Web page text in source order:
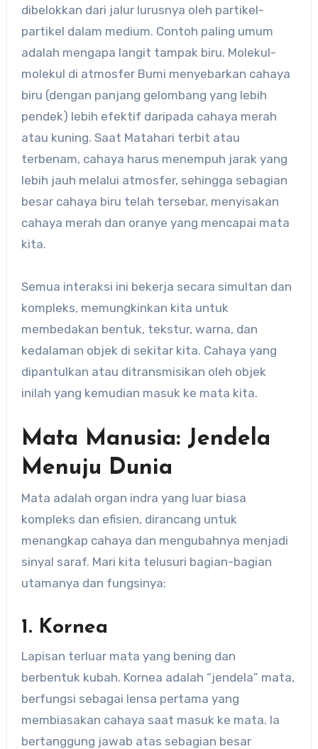
dibelokkan dari jalur lurusnya oleh partikel-
partikel dalam medium. Contoh paling umum
adalah mengapa langit tampak biru. Molekul-
molekul di atmosfer Bumi menyebarkan cahaya
biru (dengan panjang gelombang yang lebih
pendek) lebih efektif daripada cahaya merah
atau kuning. Saat Matahari terbit atau
terbenam, cahaya harus menempuh jarak yang
lebih jauh melalui atmosfer, sehingga sebagian
besar cahaya biru telah tersebar, menyisakan
cahaya merah dan oranye yang mencapai mata
kita.
Semua interaksi ini bekerja secara simultan dan
kompleks, memungkinkan kita untuk
membedakan bentuk, tekstur, warna, dan
kedalaman objek di sekitar kita. Cahaya yang
dipantulkan atau ditransmisikan oleh objek
inilah yang kemudian masuk ke mata kita.
Mata Manusia: Jendela
Menuju Dunia
Mata adalah organ indra yang luar biasa
kompleks dan efisien, dirancang untuk
menangkap cahaya dan mengubahnya menjadi
sinyal saraf. Mari kita telusuri bagian-bagian
utamanya dan fungsinya:
1. Kornea
Lapisan terluar mata yang bening dan
berbentuk kubah. Kornea adalah “jendela” mata,
berfungsi sebagai lensa pertama yang
membiasakan cahaya saat masuk ke mata. Ia
bertanggung jawab atas sebagian besar